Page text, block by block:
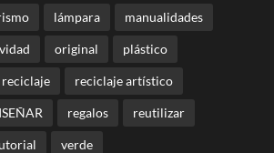
lámpara manualidades
original plástico
reciclaje reciclaje artístico
regalos reutilizar
verde